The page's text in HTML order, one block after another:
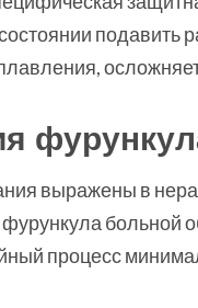
подавить
выражены в
фурункула
процесс